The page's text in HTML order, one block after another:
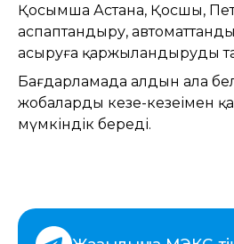
Қосымша Астана, Қосшы,
аспаптандыру,
асыруға қаржыландыруды
Бағдарламада алдын ала
жобаларды кезең-
мүмкіндік береді.